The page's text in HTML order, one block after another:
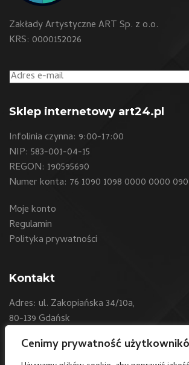
Cenimy prywatność
Zakłady Artystyczne ART Sp. z o.o.
KRS: 0000152026
Sklep internetowy art24.pl
Infolinia czynna: 9:00-17:00
NIP: 583-001-04-15
REGON: 190595690
Numer konta: 76 1090 1098 0000 0000
Moje konto
Regulamin
Polityka prywatności
Kontakt
Adres: ul. Zakopiańska 34/10a,
80-139 Gdańsk
Telefon:+48 604 550 500
E-mail:sklep@art24.pl